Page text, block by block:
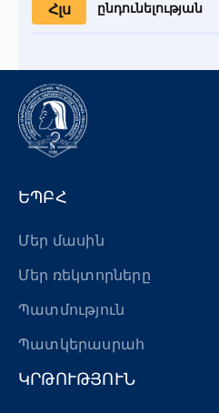
Հլս
ընդունելության
ԵՊԲՀ
Մեր մասին
Մեր ռեկտորները
Պատմություն
Պատկերասրահ
ԿՐԹՈՒԹՅՈՒՆ